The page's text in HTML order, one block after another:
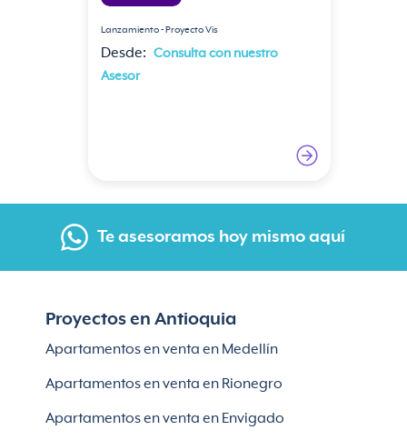
Entrega inmediata
Desde: Consulta con tu asesor.
Cuenta con
Te asesoramos hoy mismo aquí
Proyectos en Antioquia
Apartamentos en venta en Medellín
Apartamentos en venta en Rionegro
Apartamentos en venta en Envigado